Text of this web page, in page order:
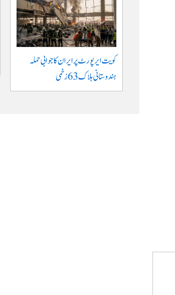
کویت ایر پورٹ پر ایران کا جوابی حملہ
ہندوستانی ہلاک 63 زخمی